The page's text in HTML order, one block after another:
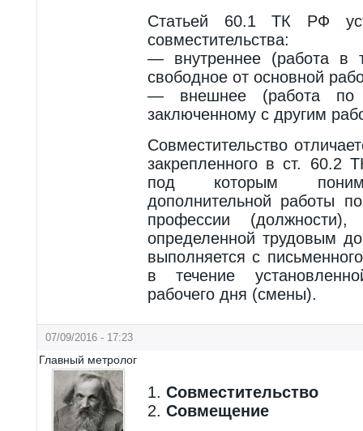
Статьей 60.1 ТК РФ
совместительства:
— внутреннее (работа в
свободное от основной
— внешнее (работа по
заключенному с другим
Совместительство
закрепленного в ст.
под которым
дополнительной работы
профессии
определенной трудовым
выполняется с
в течение
рабочего дня (смены).
07/09/2016 - 17:23
Главный метролог
1. Совместительство
2. Совмещение